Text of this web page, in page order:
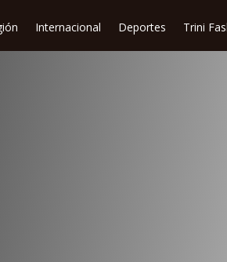
Internacional Deportes Trini